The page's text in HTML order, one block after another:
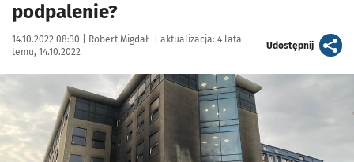
podpalenie?
Data publikacji:
14.10.2022 08:30 | Autor:
Robert Migdał aktualizacja: 4 lata
temu, 14.10.2022
Udostępnijartykuł
Kliknij, aby zobaczyć galerię
Kliknij, aby powiększyć